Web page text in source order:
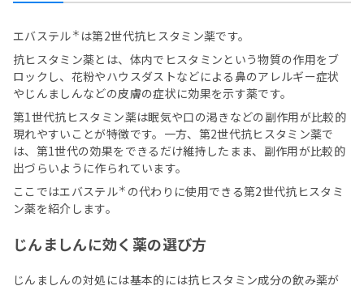
エバステル ＊ は第2世代抗ヒスタミン薬です。
抗ヒスタミン薬とは、体内でヒスタミンという物質の作用をブ
ロックし、花粉やハウスダストなどによる鼻のアレルギー症状
やじんましんなどの皮膚の症状に効果を示す薬です。
第1世代抗ヒスタミン薬は眠気や口の渇きなどの副作用が比較的
現れやすいことが特徴です。一方、第2世代抗ヒスタミン薬で
は、第1世代の効果をできるだけ維持したまま、副作用が比較的
出づらいように作られています。
ここではエバステル＊ の代わりに使用できる第2世代抗ヒスタミ
ン薬を紹介します。
じんましんに効く薬の選び方
じんましんの対処には基本的には抗ヒスタミン成分の飲み薬が